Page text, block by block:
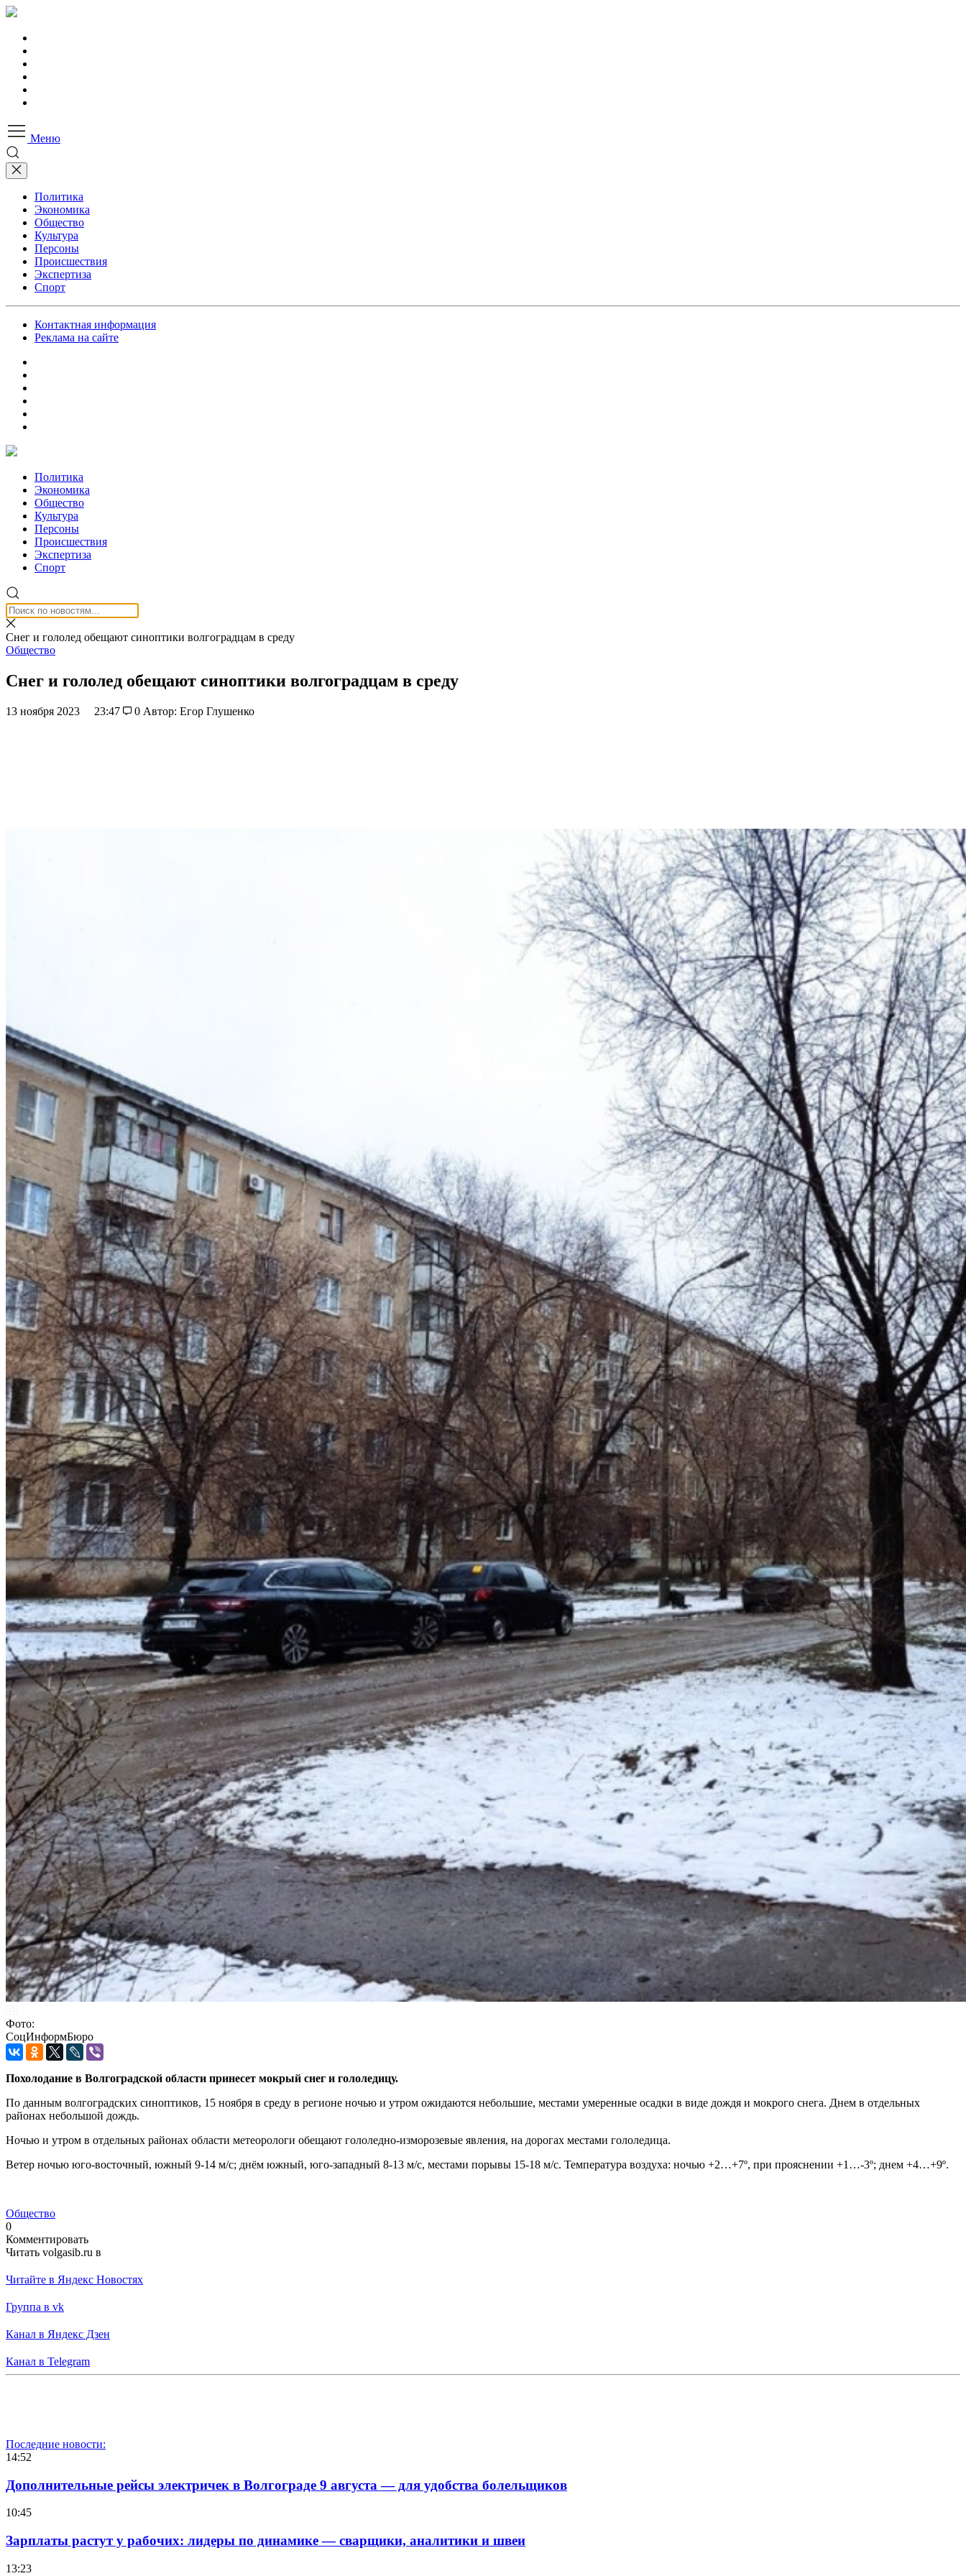
Меню
Политика
Экономика
Общество
Культура
Персоны
Происшествия
Экспертиза
Спорт
Контактная информация
Реклама на сайте
Политика
Экономика
Общество
Культура
Персоны
Происшествия
Экспертиза
Спорт
Снег и гололед обещают синоптики волгоградцам в среду
Общество
Снег и гололед обещают синоптики волгоградцам в среду
13 ноября 2023 23:47 0 Автор: Егор Глушенко
Фото:
СоцИнформБюро
Похолодание в Волгоградской области принесет мокрый снег и гололедицу.
По данным волгоградских синоптиков, 15 ноября в среду в регионе ночью и утром ожидаются небольшие, местами умеренные осадки в виде дождя и мокрого снега. Днем в отдельных
районах небольшой дождь.
Ночью и утром в отдельных районах области метеорологи обещают гололедно-изморозевые явления, на дорогах местами гололедица.
Ветер ночью юго-восточный, южный 9-14 м/с; днём южный, юго-западный 8-13 м/с, местами порывы 15-18 м/с. Температура воздуха: ночью +2…+7º, при прояснении +1…-3º; днем +4…+9º.
Общество
0
Комментировать
Читать volgasib.ru в
Читайте в Яндекс Новостях
Группа в vk
Канал в Яндекс Дзен
Канал в Telegram
Последние новости:
14:52
Дополнительные рейсы электричек в Волгограде 9 августа — для удобства болельщиков
10:45
Зарплаты растут у рабочих: лидеры по динамике — сварщики, аналитики и швеи
13:23